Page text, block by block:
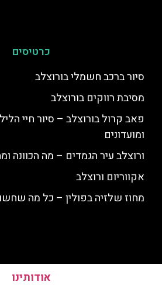
כרטיסים
סיור ברכב חשמלי בורוצלב
מסיבת רווקים בורוצלב
פאב קרול בורוצלב – סיור חיי
ומועדונים
ורוצלב עיר הגמדים – מה הכוונה
אקווריום ורוצלב
מחוז שלזיה בפולין – כל מה
אודותינו